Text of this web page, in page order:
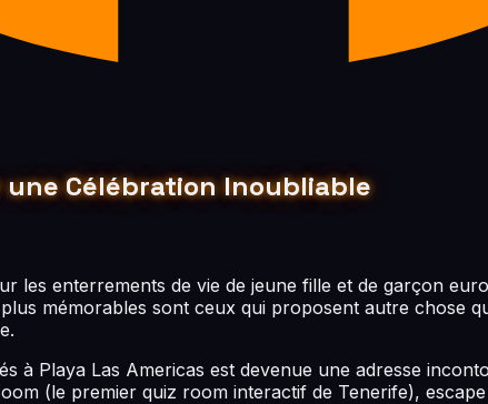
une Célébration Inoubliable
les enterrements de vie de jeune fille et de garçon
mémorables sont ceux qui proposent autre chose
à Playa Las Americas est devenue une adresse
(le premier quiz room interactif de Tenerife),